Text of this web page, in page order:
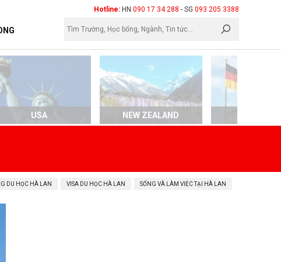
Hotline: HN 090 17 34 288 - SG 093 205 3388
USA NEW ZEALAND
DU HỌC HÀ LAN VISA DU HỌC HÀ LAN SỐNG VÀ LÀM VIỆC TẠI HÀ LAN